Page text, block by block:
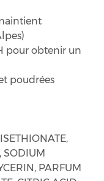
pour obtenir un
poudrées
SODIUM
PARFUM